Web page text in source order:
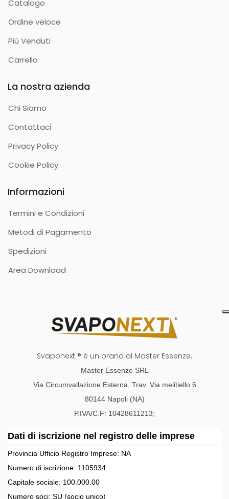
Catalogo
Ordine veloce
Più Venduti
Carrello
La nostra azienda
Chi Siamo
Contattaci
Privacy Policy
Cookie Policy
Informazioni
Termini e Condizioni
Metodi di Pagamento
Spedizioni
Area Download
Svaponext ® è un brand di Master Essenze.
Master Essenze SRL
Via Circumvallazione Esterna, Trav. Via melitiello 6
80144 Napoli (NA)
P.IVA/C.F: 10428611213;
Dati di iscrizione nel registro delle imprese
Provincia Ufficio Registro Imprese: NA
Numero di iscrizione: 1105934
Capitale sociale: 100.000.00
Numero soci: SU (socio unico)